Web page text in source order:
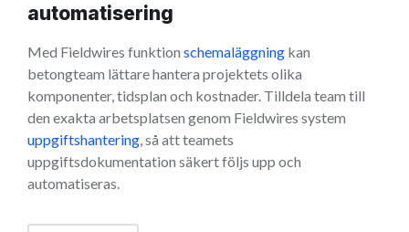
automatisering
Med Fieldwires funktion schemaläggning kan
betongteam lättare hantera projektets olika
komponenter, tidsplan och kostnader. Tilldela team till
den exakta arbetsplatsen genom Fieldwires system
uppgiftshantering , så att teamets
uppgiftsdokumentation säkert följs upp och
automatiseras.